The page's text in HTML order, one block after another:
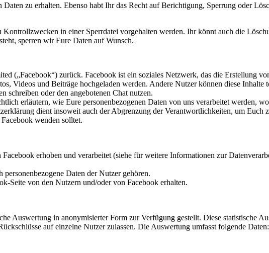
zu erhalten. Ebenso habt Ihr das Recht auf Berichtigung, Sperrung oder
in einer Sperrdatei vorgehalten werden. Ihr könnt auch die
sperren wir Eure Daten auf Wunsch.
(„Facebook“) zurück. Facebook ist ein soziales Netzwerk, das die Erstellung
Videos und Beiträge hochgeladen werden. Andere Nutzer können diese Inhalte
schreiben oder den angebotenen Chat nutzen.
erläutern, wie Eure personenbezogenen Daten von uns verarbeitet werden,
dient insoweit auch der Abgrenzung der Verantwortlichkeiten, um Euch
wenden solltet.
erhoben und verarbeitet (siehe für weitere Informationen zur
Daten der Nutzer gehören.
Seite von den Nutzern und/oder von Facebook erhalten.
Auswertung in anonymisierter Form zur Verfügung gestellt. Diese statistische
auf einzelne Nutzer zulassen. Die Auswertung umfasst folgende Daten: